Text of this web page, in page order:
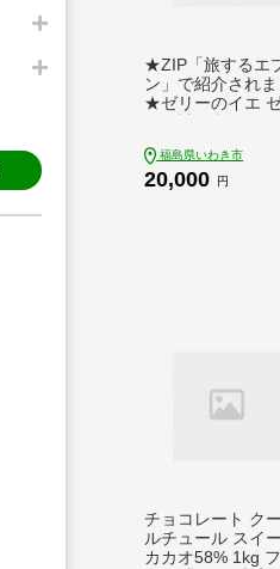
★ZIP「旅するエ
ン」で紹介されま
★ゼリーのイエ
ト） | カラフル 菓
おかし スイーツ
福島県いわき市
20,000 円
チョコレート ク
ルチュール スイ
カカオ58% 1kg